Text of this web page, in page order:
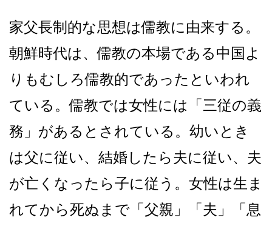
家父長制的な思想は儒教に由来する。
朝鮮時代は、儒教の本場である中国よ
りもむしろ儒教的であったといわれ
ている。儒教では女性には「三従の義
務」があるとされている。幼いとき
は父に従い、結婚したら夫に従い、夫
が亡くなったら子に従う。女性は生ま
れてから死ぬまで「父親」「夫」「息